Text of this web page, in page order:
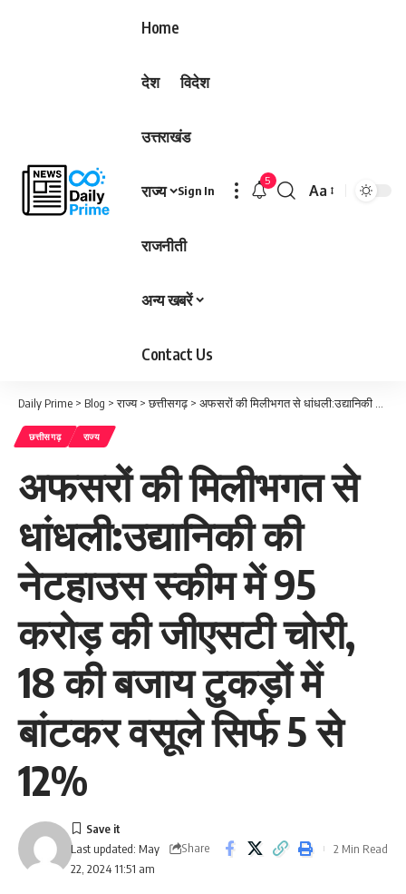
Home
देश विदेश
उत्तराखंड
राज्य
राजनीती
अन्य खबरें
Contact Us
Sign In
5
Font
Aa
Daily Prime > Blog >राज्य>छत्तीसगढ़> अफसरों की मिलीभगत से धांधली:उद्यानिकी की नेटहाउस स्कीम में 95 करोड़ की जीएसटी चोरी, 18 की बजाय टुकड़ों में बांटकर वसूले सिर्फ 5 से 12%
छत्तीसगढ़ राज्य
अफसरों की मिलीभगत से
धांधली:उद्यानिकी की
नेटहाउस स्कीम में 95
करोड़ की जीएसटी चोरी,
18 की बजाय टुकड़ों में
बांटकर वसूले सिर्फ 5 से
12%
Last updated: May
22, 2024 11:51 am
Share 2 Min Read